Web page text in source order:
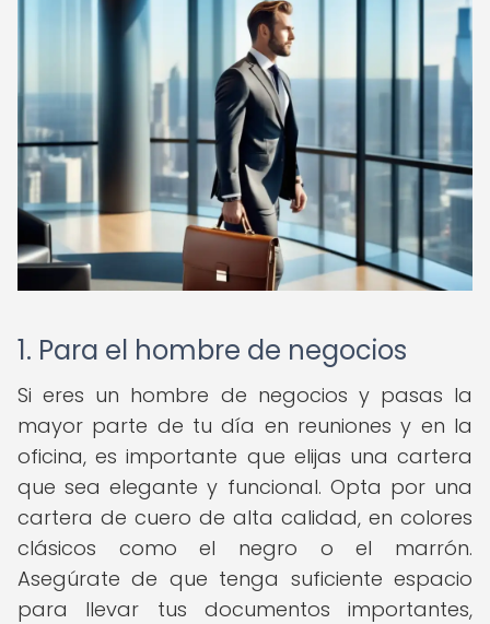
1. Para el hombre de negocios
Si eres un hombre de negocios y pasas la
mayor parte de tu día en reuniones y en la
oficina, es importante que elijas una cartera
que sea elegante y funcional. Opta por una
cartera de cuero de alta calidad, en colores
clásicos como el negro o el marrón.
Asegúrate de que tenga suficiente espacio
para llevar tus documentos importantes,